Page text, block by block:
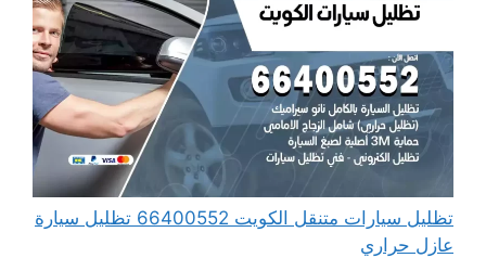
تظليل سيارات متنقل الكويت 66400552 تظليل سيارة
عازل حراري